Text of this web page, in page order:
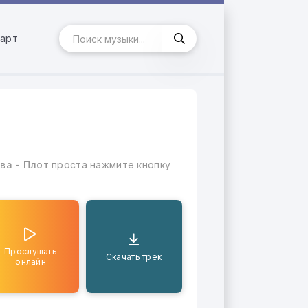
- Плот проста нажмите кнопку
Прослушать
онлайн
Скачать трек